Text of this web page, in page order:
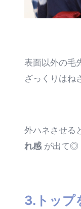
表面以外の毛
ざっくりはね
外ハネさせる
れ感が出て◎
3.トップ